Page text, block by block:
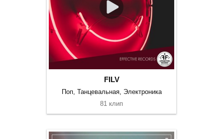
FILV
Поп, Танцевальная, Электроника
81 клип